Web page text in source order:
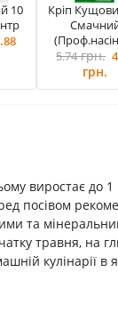
10
Кріп
5.74грн.
грн.
виростає до 1
посівом
та
травня, на
кулінарії в